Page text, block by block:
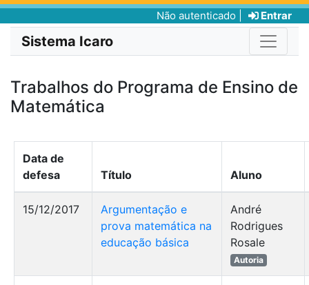
Não autenticado | Entrar
Sistema Icaro
Trabalhos do Programa de Ensino de
Matemática
Data de
defesa
Título Aluno
15/12/2017
Argumentação e
prova matemática na
educação básica
André
Rodrigues
Rosale
Autoria